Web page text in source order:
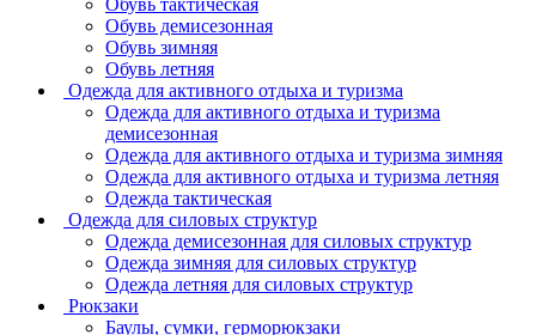
Обувь тактическая
Обувь демисезонная
Обувь зимняя
Обувь летняя
Одежда для активного отдыха и туризма
Одежда для активного отдыха и туризма
демисезонная
Одежда для активного отдыха и туризма зимняя
Одежда для активного отдыха и туризма летняя
Одежда тактическая
Одежда для силовых структур
Одежда демисезонная для силовых структур
Одежда зимняя для силовых структур
Одежда летняя для силовых структур
Рюкзаки
Баулы, сумки, герморюкзаки